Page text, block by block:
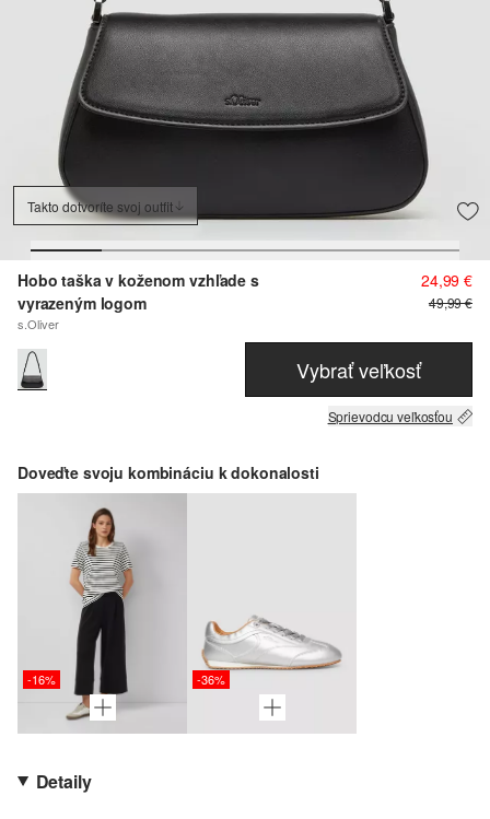
Takto dotvoríte svoj outfit
Hobo taška v koženom vzhľade s
vyrazeným logom
s.Oliver
24,99 €
49,99 €
Vybrať veľkosť
Sprievodcu veľkosťou
Doveďte svoju kombináciu k dokonalosti
-16% -36%
Detaily